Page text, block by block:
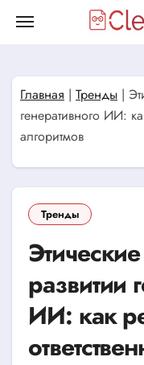
Главная | Тренды |
генеративного ИИ:
алгоритмов
Тренды
развитии
ИИ: как